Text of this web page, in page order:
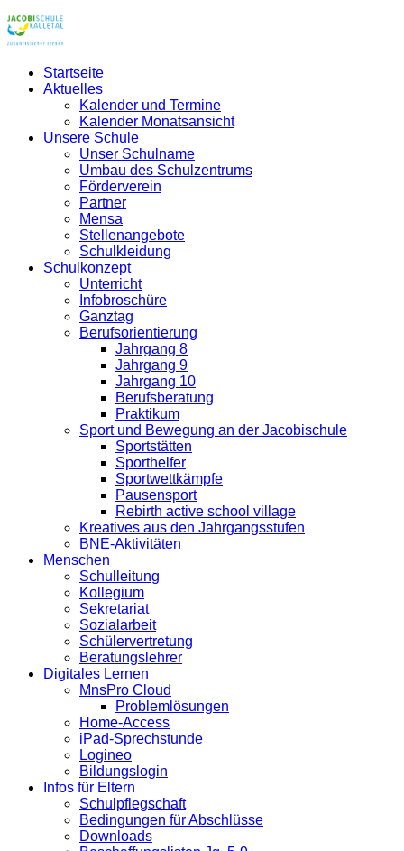
Startseite
Aktuelles
Kalender und Termine
Kalender Monatsansicht
Unsere Schule
Unser Schulname
Umbau des Schulzentrums
Förderverein
Partner
Mensa
Stellenangebote
Schulkleidung
Schulkonzept
Unterricht
Infobroschüre
Ganztag
Berufsorientierung
Jahrgang 8
Jahrgang 9
Jahrgang 10
Berufsberatung
Praktikum
Sport und Bewegung an der Jacobischule
Sportstätten
Sporthelfer
Sportwettkämpfe
Pausensport
Rebirth active school village
Kreatives aus den Jahrgangsstufen
BNE-Aktivitäten
Menschen
Schulleitung
Kollegium
Sekretariat
Sozialarbeit
Schülervertretung
Beratungslehrer
Digitales Lernen
MnsPro Cloud
Problemlösungen
Home-Access
iPad-Sprechstunde
Logineo
Bildungslogin
Infos für Eltern
Schulpflegschaft
Bedingungen für Abschlüsse
Downloads